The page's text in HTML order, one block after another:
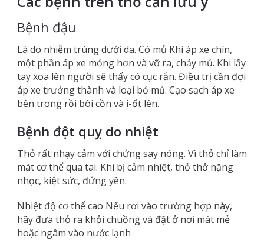
Bệnh đậu
Là do nhiễm trùng dưới da. Có mủ Khi áp xe chín,
một phần áp xe mỏng hơn và vỡ ra, chảy mủ. Khi lấy
tay xoa lên người sẽ thấy có cục rắn. Điều trị cần đợi
áp xe trưởng thành và loại bỏ mủ. Cạo sạch áp xe
bên trong rồi bôi cồn và i-ốt lên.
Bệnh đột quỵ do nhiệt
Thỏ rất nhạy cảm với chứng say nóng. Vì thỏ chỉ làm
mát cơ thể qua tai. Khi bị cảm nhiệt, thỏ thở nặng
nhọc, kiệt sức, đứng yên.
Nhiệt độ cơ thể cao Nếu rơi vào trường hợp này,
hãy đưa thỏ ra khỏi chuồng và đặt ở nơi mát mẻ
hoặc ngâm vào nước lạnh